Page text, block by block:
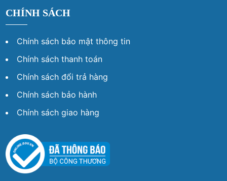
CHÍNH SÁCH
Chính sách bảo mật thông tin
Chính sách thanh toán
Chính sách đổi trả hàng
Chính sách bảo hành
Chính sách giao hàng